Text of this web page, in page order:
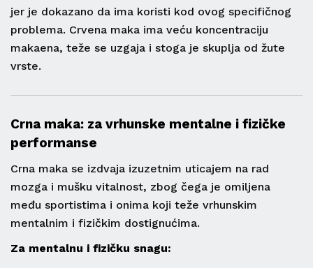
jer je dokazano da ima koristi kod ovog specifičnog
problema. Crvena maka ima veću koncentraciju
makaena, teže se uzgaja i stoga je skuplja od žute
vrste.
Crna maka: za vrhunske mentalne i fizičke
performanse
Crna maka se izdvaja izuzetnim uticajem na rad
mozga i mušku vitalnost, zbog čega je omiljena
među sportistima i onima koji teže vrhunskim
mentalnim i fizičkim dostignućima.
Za mentalnu i fizičku snagu: